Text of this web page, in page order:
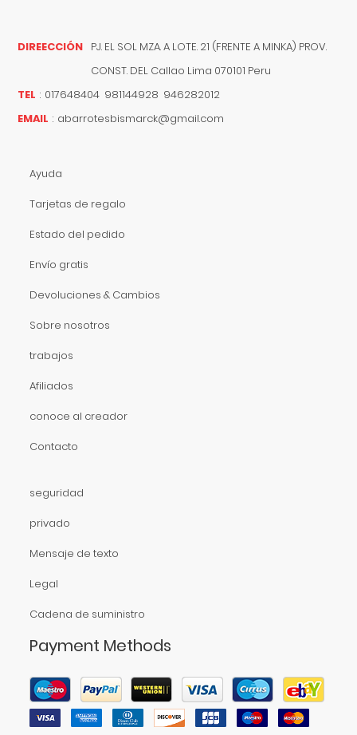
DIREECCIÓN PJ. EL SOL MZA. A LOTE. 21 (FRENTE A MINKA) PROV.
CONST. DEL Callao Lima 070101 Peru
TEL : 017648404 981144928 946282012
EMAIL : abarrotesbismarck@gmail.com
Ayuda
Tarjetas de regalo
Estado del pedido
Envío gratis
Devoluciones & Cambios
Sobre nosotros
trabajos
Afiliados
conoce al creador
Contacto
seguridad
privado
Mensaje de texto
Legal
Cadena de suministro
Payment Methods